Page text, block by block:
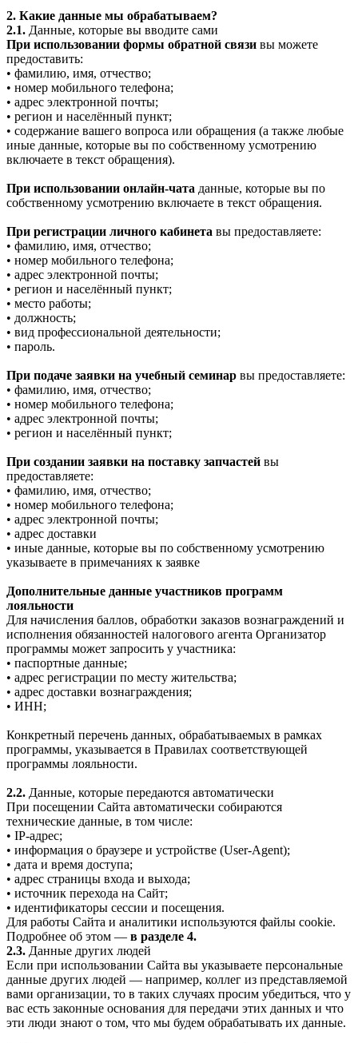
2. Какие данные мы обрабатываем?
2.1. Данные, которые вы вводите сами
При использовании формы обратной связи вы можете
предоставить:
• фамилию, имя, отчество;
• номер мобильного телефона;
• адрес электронной почты;
• регион и населённый пункт;
• содержание вашего вопроса или обращения (а также любые
иные данные, которые вы по собственному усмотрению
включаете в текст обращения).
При использовании онлайн-чата данные, которые вы по
собственному усмотрению включаете в текст обращения.
При регистрации личного кабинета вы предоставляете:
• фамилию, имя, отчество;
• номер мобильного телефона;
• адрес электронной почты;
• регион и населённый пункт;
• место работы;
• должность;
• вид профессиональной деятельности;
• пароль.
При подаче заявки на учебный семинар вы предоставляете:
• фамилию, имя, отчество;
• номер мобильного телефона;
• адрес электронной почты;
• регион и населённый пункт;
При создании заявки на поставку запчастей вы
предоставляете:
• фамилию, имя, отчество;
• номер мобильного телефона;
• адрес электронной почты;
• адрес доставки
• иные данные, которые вы по собственному усмотрению
указываете в примечаниях к заявке
Дополнительные данные участников программ
лояльности
Для начисления баллов, обработки заказов вознаграждений и
исполнения обязанностей налогового агента Организатор
программы может запросить у участника:
• паспортные данные;
• адрес регистрации по месту жительства;
• адрес доставки вознаграждения;
• ИНН;
Конкретный перечень данных, обрабатываемых в рамках
программы, указывается в Правилах соответствующей
программы лояльности.
2.2. Данные, которые передаются автоматически
При посещении Сайта автоматически собираются
технические данные, в том числе:
• IP-адрес;
• информация о браузере и устройстве (User-Agent);
• дата и время доступа;
• адрес страницы входа и выхода;
• источник перехода на Сайт;
• идентификаторы сессии и посещения.
Для работы Сайта и аналитики используются файлы cookie.
Подробнее об этом — в разделе 4.
2.3. Данные других людей
Если при использовании Сайта вы указываете персональные
данные других людей — например, коллег из представляемой
вами организации, то в таких случаях просим убедиться, что у
вас есть законные основания для передачи этих данных и что
эти люди знают о том, что мы будем обрабатывать их данные.